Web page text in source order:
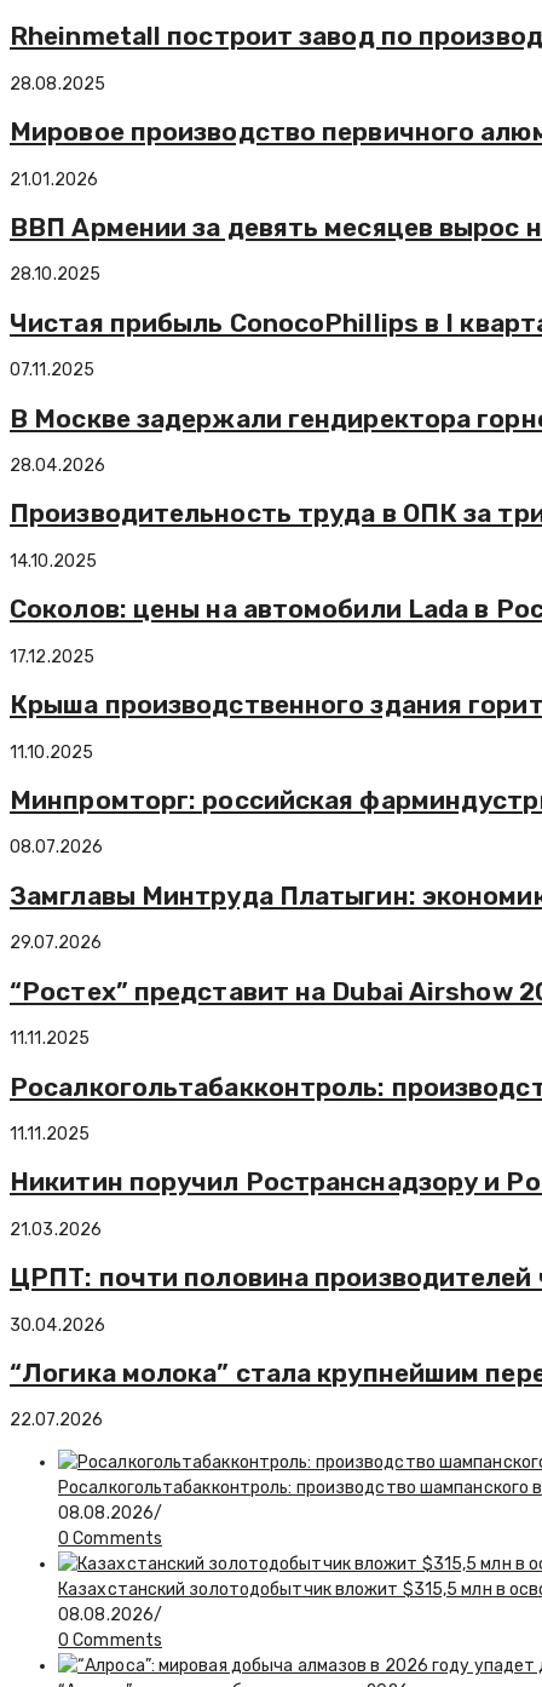
Rheinmetall построит завод по
28.08.2025
Мировое производство первичного
21.01.2026
ВВП Армении за девять месяцев вырос
28.10.2025
Чистая прибыль ConocoPhillips в I
07.11.2025
В Москве задержали гендиректора
28.04.2026
Производительность труда в ОПК за
14.10.2025
Соколов: цены на автомобили Lada в
17.12.2025
Крыша производственного здания
11.10.2025
Минпромторг: российская
08.07.2026
Замглавы Минтруда Платыгин:
29.07.2026
“Ростех” представит на Dubai Airshow
11.11.2025
Росалкогольтабакконтроль:
11.11.2025
Никитин поручил Ространснадзору и
21.03.2026
ЦРПТ: почти половина производителей
30.04.2026
“Логика молока” стала крупнейшим
22.07.2026
Росалкогольтабакконтроль: производство шампанского
08.08.2026/
0 Comments
Казахстанский золотодобытчик вложит $315,5 млн в
08.08.2026/
0 Comments